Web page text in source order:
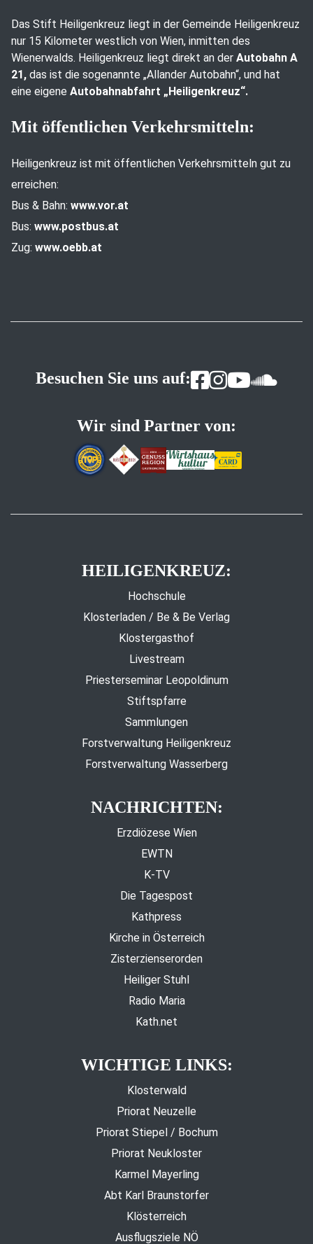
Das Stift Heiligenkreuz liegt in der Gemeinde Heiligenkreuz
nur 15 Kilometer westlich von Wien, inmitten des
Wienerwalds. Heiligenkreuz liegt direkt an der Autobahn A
21, das ist die sogenannte „Allander Autobahn“, und hat
eine eigene Autobahnabfahrt „Heiligenkreuz“.
Mit öffentlichen Verkehrsmitteln:
Heiligenkreuz ist mit öffentlichen Verkehrsmitteln gut zu
erreichen:
Bus & Bahn: www.vor.at
Bus: www.postbus.at
Zug: www.oebb.at
Besuchen Sie uns auf:
Wir sind Partner von:
HEILIGENKREUZ:
Hochschule
Klosterladen / Be & Be Verlag
Klostergasthof
Livestream
Priesterseminar Leopoldinum
Stiftspfarre
Sammlungen
Forstverwaltung Heiligenkreuz
Forstverwaltung Wasserberg
NACHRICHTEN:
Erzdiözese Wien
EWTN
K-TV
Die Tagespost
Kathpress
Kirche in Österreich
Zisterzienserorden
Heiliger Stuhl
Radio Maria
Kath.net
WICHTIGE LINKS:
Klosterwald
Priorat Neuzelle
Priorat Stiepel / Bochum
Priorat Neukloster
Karmel Mayerling
Abt Karl Braunstorfer
Klösterreich
Ausflugsziele NÖ